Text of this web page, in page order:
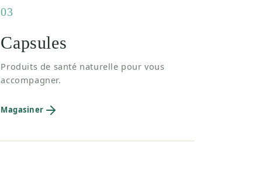
03
Capsules
Produits de santé naturelle pour vous
accompagner.
Magasiner